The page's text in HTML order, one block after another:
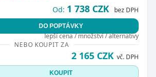
Od: 1 738 CZK bez DPH
DO POPTÁVKY
lepší cena / množství / alternativy
NEBO KOUPIT ZA
2 165 CZK vč. DPH
KOUPIT